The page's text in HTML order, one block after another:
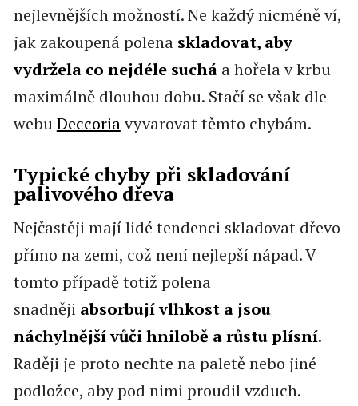
nejlevnějších možností. Ne každý nicméně ví,
jak zakoupená polena skladovat, aby
vydržela co nejdéle suchá a hořela v krbu
maximálně dlouhou dobu. Stačí se však dle
webuDeccoriavyvarovat těmto chybám.
Typické chyby při skladování
palivového dřeva
Nejčastěji mají lidé tendenci skladovat dřevo
přímo na zemi, což není nejlepší nápad. V
tomto případě totiž polena
snadněji absorbují vlhkost a jsou
náchylnější vůči hnilobě a růstu plísní.
Raději je proto nechte na paletě nebo jiné
podložce, aby pod nimi proudil vzduch.